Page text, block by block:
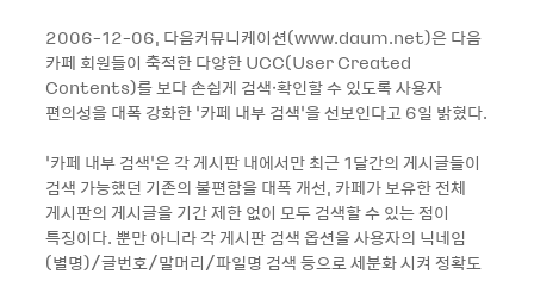
2006-12-06, 다음커뮤니케이션(www.daum.net)은 다음
카페 회원들이 축적한 다양한 UCC(User Created
Contents)를 보다 손쉽게 검색·확인할 수 있도록 사용자
편의성을 대폭 강화한 ‘카페 내부 검색’을 선보인다고 6일 밝혔다.
‘카페 내부 검색’은 각 게시판 내에서만 최근 1달간의 게시글들이
검색 가능했던 기존의 불편함을 대폭 개선, 카페가 보유한 전체
게시판의 게시글을 기간 제한 없이 모두 검색할 수 있는 점이
특징이다. 뿐만 아니라 각 게시판 검색 옵션을 사용자의 닉네임
(별명)/글번호/말머리/파일명 검색 등으로 세분화 시켜 정확도